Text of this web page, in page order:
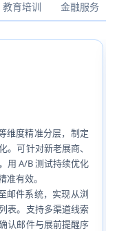
教育培训 金融服务
维度精准分层，制定
可针对新老展商、
用 A/B 测试持续优化
有效。
邮件系统，实现从浏
表。支持多渠道线索
认邮件与展前提醒序